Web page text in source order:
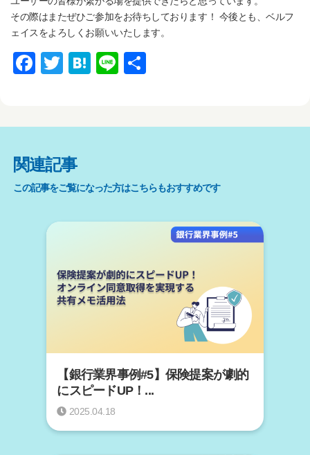
その際はまたぜひご参加をお待ちしております！ 今後とも、ベルフ
ェイスをよろしくお願いいたします。
F
e
b
o
o
T
er
H
n
Li
関連記事
この記事をご覧になった方はこちらもおすすめです
【銀行業界事例#5】保険提案が劇的
にスピードUP！...
2025.04.18